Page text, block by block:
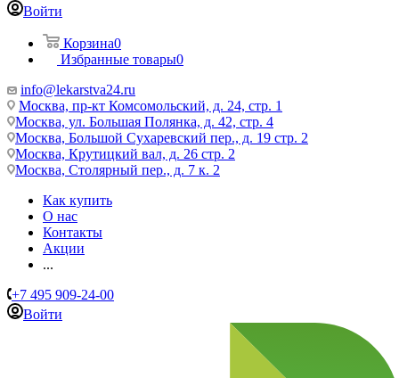
Войти
Корзина0
Избранные товары0
info@lekarstva24.ru
Москва, пр-кт Комсомольский, д. 24, стр. 1
Москва, ул. Большая Полянка, д. 42, стр. 4
Москва, Большой Сухаревский пер., д. 19 стр. 2
Москва, Крутицкий вал, д. 26 стр. 2
Москва, Столярный пер., д. 7 к. 2
Как купить
О нас
Контакты
Акции
...
+7 495 909-24-00
Войти